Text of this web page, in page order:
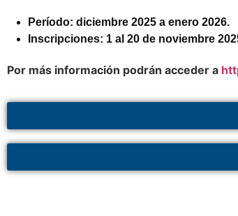
Período: diciembre 2025 a enero 2026.
Inscripciones: 1 al 20 de noviembre
Por más información podrán acceder a